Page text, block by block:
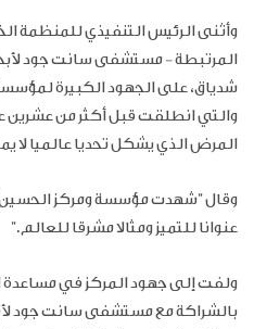
وأثنى الرئيس التنفيذي للمنظمة
المرتبطة - مستشفى سانت جود
شدياق، على الجهود الكبيرة
والتي انطلقت قبل أكثر من عشرين
المرض الذي يشكل تحديا عالميا لا
وقال "شهدت مؤسسة ومركز الحسين
عنوانا للتميز ومثالا مشرقا للعالم".
ولفت إلى جهود المركز في مساعدة
بالشراكة مع مستشفى سانت جود